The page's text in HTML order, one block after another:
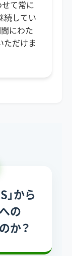
せて常に
続してい
間にわた
ただけま
」から
の
か？